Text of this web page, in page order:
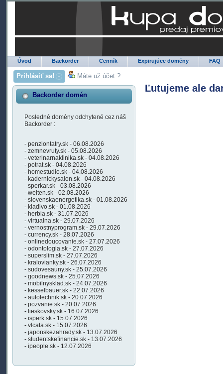
Úvod Backorder Cenník Expirujúce domény FAQ
Prihlásiť sa! Máte už účet ?
Backorder domén
Posledné domény odchytené cez náš
Backorder :
- penziontatry.sk - 06.08.2026
- zemnevruty.sk - 05.08.2026
- veterinarnaklinika.sk - 04.08.2026
- potrat.sk - 04.08.2026
- homestudio.sk - 04.08.2026
- kadernickysalon.sk - 04.08.2026
- sperkar.sk - 03.08.2026
- welten.sk - 02.08.2026
- slovenskaenergetika.sk - 01.08.2026
- kladivo.sk - 01.08.2026
- herbia.sk - 31.07.2026
- virtualna.sk - 29.07.2026
- vernostnyprogram.sk - 29.07.2026
- currency.sk - 28.07.2026
- onlinedoucovanie.sk - 27.07.2026
- odontologia.sk - 27.07.2026
- superslim.sk - 27.07.2026
- kralovianky.sk - 26.07.2026
- sudovesauny.sk - 25.07.2026
- goodnews.sk - 25.07.2026
- mobilnysklad.sk - 24.07.2026
- kesselbauer.sk - 22.07.2026
- autotechnik.sk - 20.07.2026
- pozvanie.sk - 20.07.2026
- lieskovsky.sk - 16.07.2026
- isperk.sk - 15.07.2026
- vlcata.sk - 15.07.2026
- japonskezahrady.sk - 13.07.2026
- studentskefinancie.sk - 13.07.2026
- ipeople.sk - 12.07.2026
Ľutujeme ale